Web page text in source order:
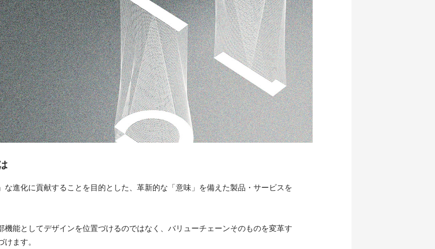
な進化に貢献することを目的とした、革新的な「意味」を備えた製品・サービスを
機能としてデザインを位置づけるのではなく、バリューチェーンそのものを変革す
ます。